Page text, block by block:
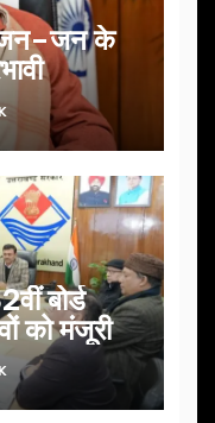
के
बोर्ड
को मंजूरी